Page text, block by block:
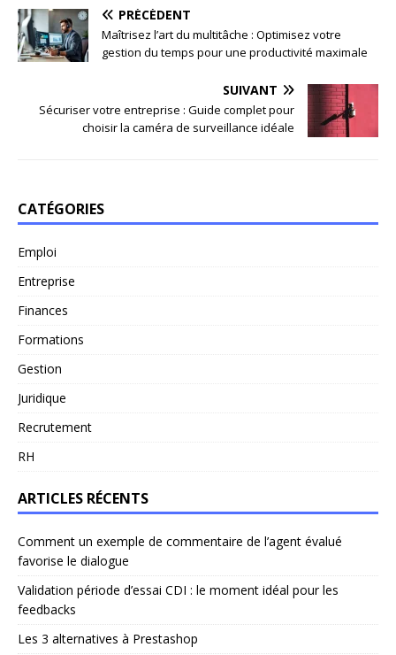
PRÉCÉDENT
Maîtrisez l’art du multitâche : Optimisez votre
gestion du temps pour une productivité maximale
SUIVANT
Sécuriser votre entreprise : Guide complet pour
choisir la caméra de surveillance idéale
CATÉGORIES
Emploi
Entreprise
Finances
Formations
Gestion
Juridique
Recrutement
RH
ARTICLES RÉCENTS
Comment un exemple de commentaire de l’agent évalué
favorise le dialogue
Validation période d’essai CDI : le moment idéal pour les
feedbacks
Les 3 alternatives à Prestashop